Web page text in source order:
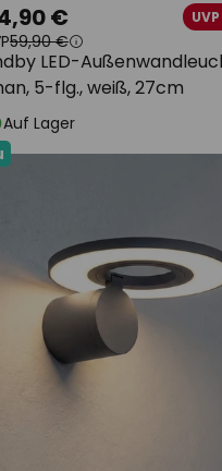
LED-
5-flg., weiß, 27cm
€
59,90 €
Auf Lager